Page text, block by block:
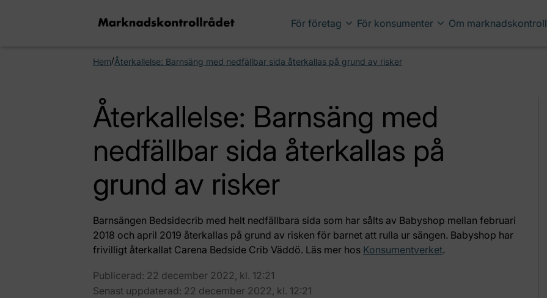
För företag För konsumenter Om marknadskontroll
Hem/Återkallelse: Barnsäng med nedfällbar sida återkallas på grund av risker
Återkallelse: Barnsäng med
nedfällbar sida återkallas på
grund av risker
Barnsängen Bedsidecrib med helt nedfällbara sida som har sålts av Babyshop mellan februari
2018 och april 2019 återkallas på grund av risken för barnet att rulla ur sängen. Babyshop har
frivilligt återkallat Carena Bedside Crib Väddö. Läs mer hos Konsumentverket.
Publicerad: 22 december 2022, kl. 12:21
Senast uppdaterad: 22 december 2022, kl. 12:21